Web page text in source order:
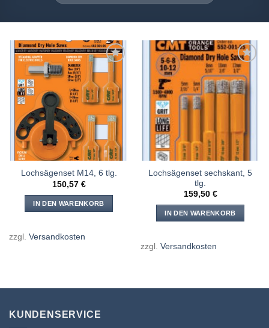
Meine
Sägen
hinzufügen
Lochsägenset M14, 6 tlg.
150,57 €
IN DEN WARENKORB
zzgl. Versandkosten
Meine
Lochsägenset sechskant, 5
tlg.
159,50 €
IN DEN WARENKORB
zzgl. Versandkosten
KUNDENSERVICE